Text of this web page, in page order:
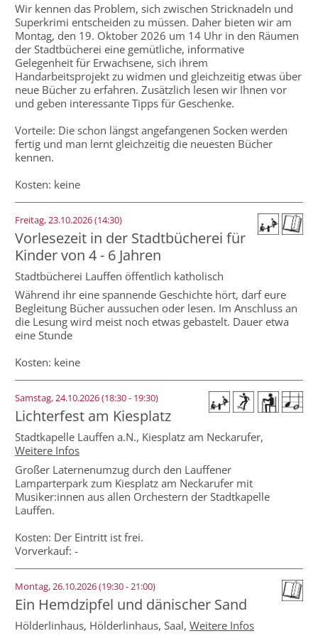
Wir kennen das Problem, sich zwischen Stricknadeln und
Superkrimi entscheiden zu müssen. Daher bieten wir am
Montag, den 19. Oktober 2026 um 14 Uhr in den Räumen
der Stadtbücherei eine gemütliche, informative
Gelegenheit für Erwachsene, sich ihrem
Handarbeitsprojekt zu widmen und gleichzeitig etwas über
neue Bücher zu erfahren. Zusätzlich lesen wir Ihnen vor
und geben interessante Tipps für Geschenke.
Vorteile: Die schon längst angefangenen Socken werden
fertig und man lernt gleichzeitig die neuesten Bücher
kennen.
Kosten: keine
Freitag, 23.10.2026 (14:30)
Vorlesezeit in der Stadtbücherei für
Kinder von 4 - 6 Jahren
Stadtbücherei Lauffen öffentlich katholisch
Während ihr eine spannende Geschichte hört, darf eure
Begleitung Bücher aussuchen oder lesen. Im Anschluss an
die Lesung wird meist noch etwas gebastelt. Dauer etwa
eine Stunde
Kosten: keine
Samstag, 24.10.2026 (18:30 - 19:30)
Lichterfest am Kiesplatz
Stadtkapelle Lauffen a.N., Kiesplatz am Neckarufer,
Weitere Infos
Großer Laternenumzug durch den Lauffener
Lamparterpark zum Kiesplatz am Neckarufer mit
Musiker:innen aus allen Orchestern der Stadtkapelle
Lauffen.
Kosten: Der Eintritt ist frei.
Vorverkauf: -
Montag, 26.10.2026 (19:30 - 21:00)
Ein Hemdzipfel und dänischer Sand
Hölderlinhaus, Hölderlinhaus, Saal, Weitere Infos